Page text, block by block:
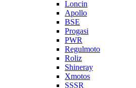
Loncin
Apollo
BSE
Progasi
PWR
Regulmoto
Roliz
Shineray
Xmotos
SSSR